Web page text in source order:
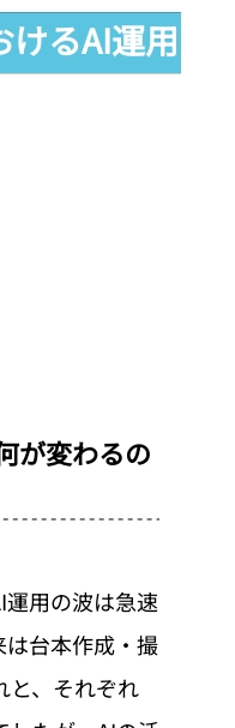
るAI運用の
が変わるの
用の波は急速
は台本作成・撮
と、それぞれ